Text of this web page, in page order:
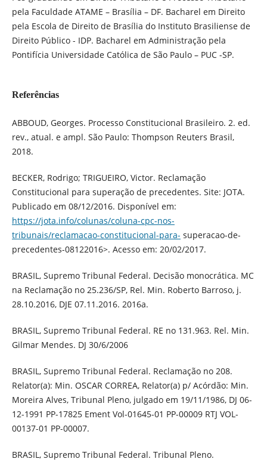
pela Faculdade ATAME – Brasília – DF. Bacharel em Direito
pela Escola de Direito de Brasília do Instituto Brasiliense de
Direito Público - IDP. Bacharel em Administração pela
Pontifícia Universidade Católica de São Paulo – PUC -SP.
Referências
ABBOUD, Georges. Processo Constitucional Brasileiro. 2. ed.
rev., atual. e ampl. São Paulo: Thompson Reuters Brasil,
2018.
BECKER, Rodrigo; TRIGUEIRO, Victor. Reclamação
Constitucional para superação de precedentes. Site: JOTA.
Publicado em 08/12/2016. Disponível em:
https://jota.info/colunas/coluna-cpc-nos-
tribunais/reclamacao-constitucional-para- superacao-de-
precedentes-08122016>. Acesso em: 20/02/2017.
BRASIL, Supremo Tribunal Federal. Decisão monocrática. MC
na Reclamação no 25.236/SP, Rel. Min. Roberto Barroso, j.
28.10.2016, DJE 07.11.2016. 2016a.
BRASIL, Supremo Tribunal Federal. RE no 131.963. Rel. Min.
Gilmar Mendes. DJ 30/6/2006
BRASIL, Supremo Tribunal Federal. Reclamação no 208.
Relator(a): Min. OSCAR CORREA, Relator(a) p/ Acórdão: Min.
Moreira Alves, Tribunal Pleno, julgado em 19/11/1986, DJ 06-
12-1991 PP-17825 Ement Vol-01645-01 PP-00009 RTJ VOL-
00137-01 PP-00007.
BRASIL, Supremo Tribunal Federal. Tribunal Pleno.